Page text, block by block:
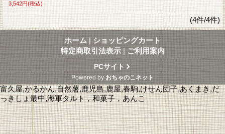
3,542円(税込)
(4件/4件)
ホーム | ショッピングカート
特定商取引法表示 | ご利用案内
PCサイト
Powered by おちゃのこネット
富久屋,かるかん,自然薯,鹿児島,鹿屋,春駒,けせん団子,あくまき,だ
っきしょ最中,海軍タルト，和菓子，あんこ